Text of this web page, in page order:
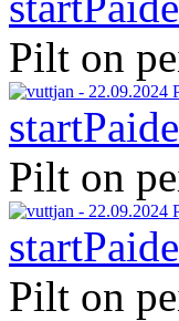
Pilt on
Pilt on
Pilt on